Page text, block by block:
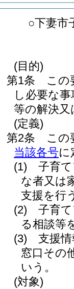
○下妻市
(目的)
第1条
この
し必要な
等の解決
(定義)
第2条
この
当該各号に
(1)
子育
な者又は
支援を行
(2)
子育
る相談等
(3)
支援
窓口その
いう。
(対象)